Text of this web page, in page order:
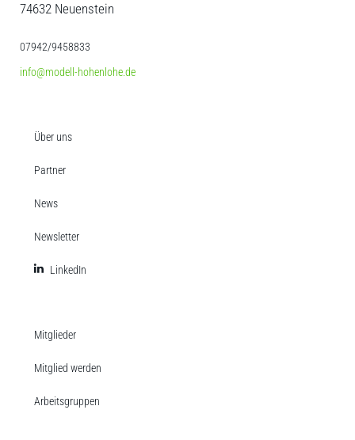
74632 Neuenstein
07942/9458833
info@modell-hohenlohe.de
Über uns
Partner
News
Newsletter
LinkedIn
Mitglieder
Mitglied werden
Arbeitsgruppen